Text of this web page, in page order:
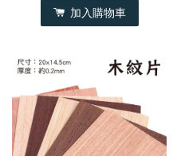
加入購物車